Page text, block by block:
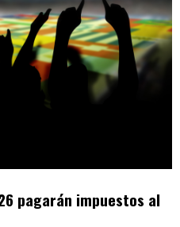
pagarán impuestos al